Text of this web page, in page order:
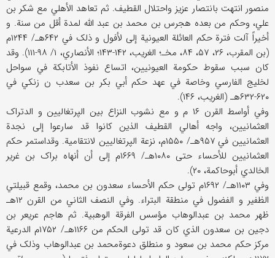
منصور انتهت بانتصار عزیز واحتلال القطیف. ثم تعاهد الأهلي مع شکر بن
علي، وحکم من بعده هجرس بن محمد بن عبد الله لمدة أقل من سنة. و
أخیراً آلت فترة حکم العائلة العیونیة إلی لأفول و ذلک في ۶۴۲هـ/ ۱۲۴۴م
(بن المقرب، ۲۶، ۵۷، ۸۴، مخـ؛ الغریب، ۱۴۲-۱۴۳؛ الأنصاري، ۱/ ۹۸-۱۱۱). وقد
کان سبب سقوط حکومة العیونیین، اتساع نفوذ الأتابکة في سواحل
لخلیج الفارسي وخاصة في عهد حکم أبي بکر بن سعدب ن زنکي في
۶۲۰-۶۳۲هـ (الغریب، ۱۴۶).
وفي أواسط القرن ۱۶ م و مع نشوب النزاع بین الپرتغالیین و الدتراک
العثمانیین، واجه أهالي القطیف الذین کانوا قد سارعوا إلی نجدة
العثمانیین في ۹۵۷هـ/ ۱۵۵۰م، نزعة الپرتغالیین لانتقامیة. وقداستمر حکم
العثمانیین للأحساء حتی ۱۰۸۰هـ/ ۱۶۶۹م إلی أن أنهاه براک بن غریر
الخالدي أبوحاکمة، ۲۰).
وفي ۱۱۰۳هـ/ ۱۶۹۲م تولی حکم الأحساء سعدون بن محمد، وقمع قبیلتي
الظفیر و الفضول في منطقة البتراء. وفي النصف الثاني من القرن ۱۲هـ
ظهر محمد بن عبدالوهاب مؤسس الفرقة الوهبیة. ثم هاجم عریعر بن
دجین بن سعدون الذي کان قد تولی الحکم من ۱۱۶۶هـ/ ۱۷۵۲م الدرعیة
مرکز حکم محمد بن سعود و منطلق دعوةمحمد بن عبدالوهاب وذلک في